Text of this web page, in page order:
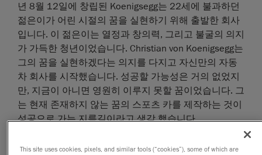
년 8월 12일에 창립된 Koenigsegg는 22세에 불과하던
젊은이가 어린 시절의 꿈을 실현하기 위해 출발한 회사
입니다. 이 젊은이는 열정과 창의력, 그리고 불굴의 의지
가 가득한 청년이었습니다. Christian von Koenigsegg는
그의 꿈을 실현하겠다는 의지를 다지고 자신만의 자동
차 회사를 시작했습니다. 성공할 가능성은 거의 없었지
만, 지금이 아니면 영원히 이루지 못할 꿈이었습니다. 그
는 현재 존재하지 않는 꿈의 스포츠 카를 제작하는 것이
성공으로 가는 지름길이라고 생각 했습니다.
컨셉: 분리 가능한 탈착식 하드탑이 적용된 경량급 미드
This site uses cookies, pixels, and similar tools (“cookies”), some of which are